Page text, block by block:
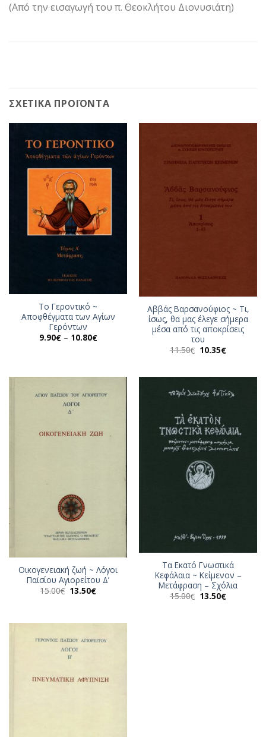
(Από την εισαγωγή του π. Θεοκλήτου Διονυσιάτη)
ΣΧΕΤΙΚΆ ΠΡΟΪΌΝΤΑ
Το Γεροντικό ~
Αποφθέγματα των Αγίων
Γερόντων
9.90€ – 10.80€Price
range:
Αββάς Βαρσανούφιος ~ Τι,
ίσως, θα μας έλεγε σήμερα
μέσα από τις αποκρίσεις
του
11.50€ Original
10.35€Η
10.35€.
Οικογενειακή ζωή ~ Λόγοι
Παϊσίου Αγιορείτου Δ’
15.00€ Original
13.50€Η
13.50€.
Τα Εκατό Γνωστικά
Κεφάλαια ~ Κείμενον –
Μετάφραση – Σχόλια
15.00€ Original
13.50€Η